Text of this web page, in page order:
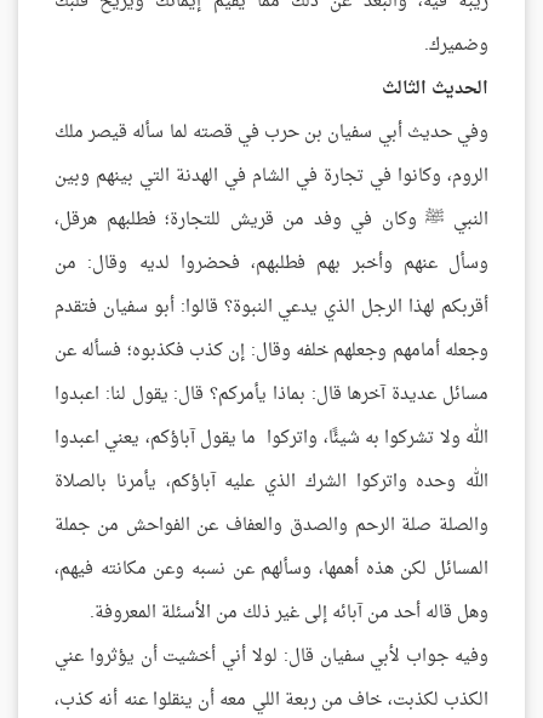
وضميرك.
الحديث الثالث
وفي حديث أبي سفيان بن حرب في قصته لما سأله قيصر ملك
الروم، وكانوا في تجارة في الشام في الهدنة التي بينهم وبين
النبي ﷺ وكان في وفد من قريش للتجارة؛ فطلبهم هرقل،
وسأل عنهم وأخبر بهم فطلبهم، فحضروا لديه وقال: من
أقربكم لهذا الرجل الذي يدعي النبوة؟ قالوا: أبو سفيان فتقدم
وجعله أمامهم وجعلهم خلفه وقال: إن كذب فكذبوه؛ فسأله عن
مسائل عديدة آخرها قال: بماذا يأمركم؟ قال: يقول لنا: اعبدوا
الله ولا تشركوا به شيئًا، واتركوا ما يقول آباؤكم، يعني اعبدوا
الله وحده واتركوا الشرك الذي عليه آباؤكم، يأمرنا بالصلاة
والصلة صلة الرحم والصدق والعفاف عن الفواحش من جملة
المسائل لكن هذه أهمها، وسألهم عن نسبه وعن مكانته فيهم،
وهل قاله أحد من آبائه إلى غير ذلك من الأسئلة المعروفة.
وفيه جواب لأبي سفيان قال: لولا أني أخشيت أن يؤثروا عني
الكذب لكذبت، خاف من ربعة اللي معه أن ينقلوا عنه أنه كذب،